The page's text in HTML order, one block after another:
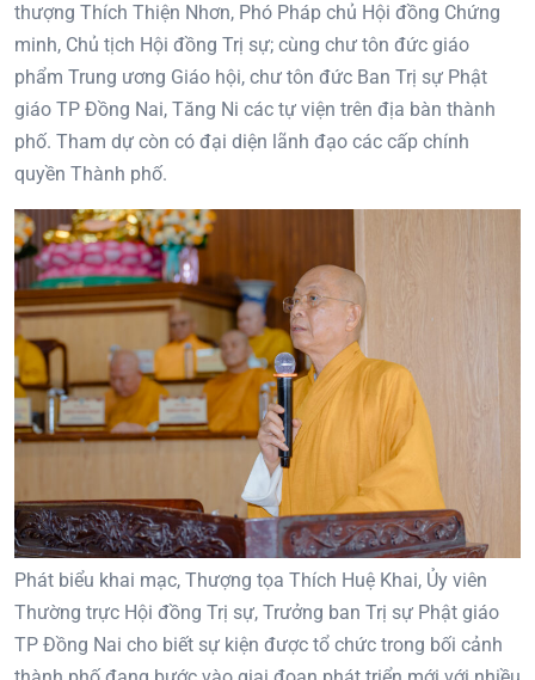
thượng Thích Thiện Nhơn, Phó Pháp chủ Hội đồng Chứng
minh, Chủ tịch Hội đồng Trị sự; cùng chư tôn đức giáo
phẩm Trung ương Giáo hội, chư tôn đức Ban Trị sự Phật
giáo TP Đồng Nai, Tăng Ni các tự viện trên địa bàn thành
phố. Tham dự còn có đại diện lãnh đạo các cấp chính
quyền Thành phố.
Phát biểu khai mạc, Thượng tọa Thích Huệ Khai, Ủy viên
Thường trực Hội đồng Trị sự, Trưởng ban Trị sự Phật giáo
TP Đồng Nai cho biết sự kiện được tổ chức trong bối cảnh